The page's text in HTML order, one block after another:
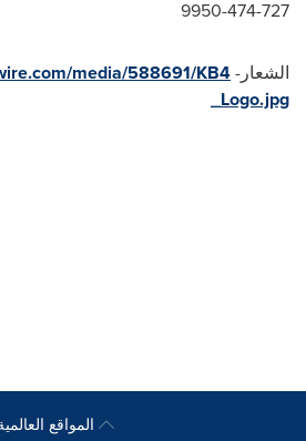
9950-474-727
الشعار-media/588691/KB4
_Logo.jpg